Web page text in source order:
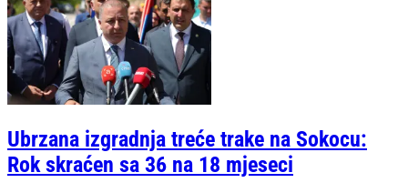
Ubrzana izgradnja treće trake na Sokocu:
Rok skraćen sa 36 na 18 mjeseci